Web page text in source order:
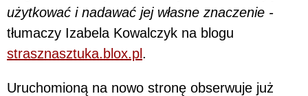
użytkować i nadawać jej własne znaczenie -
tłumaczy Izabela Kowalczyk na blogu
strasznasztuka.blox.pl .
Uruchomioną na nowo stronę obserwuje już